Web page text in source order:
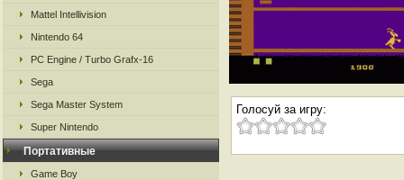
Mattel Intellivision
Nintendo 64
PC Engine / Turbo Grafx-16
Sega
Sega Master System
Super Nintendo
Портативные
Game Boy
Голосуй за игру: